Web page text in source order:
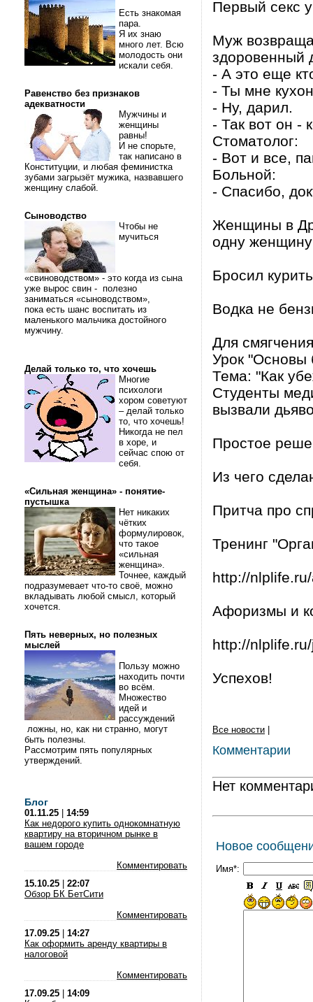
Есть знакомая
пара.
Я их знаю
много лет. Всю
молодость они
искали себя.
Равенство без признаков
адекватности
Мужчины и
женщины
равны!
И не спорьте,
так написано в
Конституции, и любая феминистка
зубами загрызёт мужика, назвавшего
женщину слабой.
Сыноводство
Чтобы не
мучиться
«свиноводством» - это когда из сына
уже вырос свин - полезно
заниматься «сыноводством»,
пока есть шанс воспитать из
маленького мальчика достойного
мужчину.
Делай только то, что хочешь
Многие
психологи
хором советуют
– делай только
то, что хочешь!
Никогда не пел
в хоре, и
сейчас спою от
себя.
«Сильная женщина» - понятие-
пустышка
Нет никаких
чётких
формулировок,
что такое
«сильная
женщина».
Точнее, каждый
подразумевает что-то своё, можно
вкладывать любой смысл, который
хочется.
Пять неверных, но полезных
мыслей
Пользу можно
находить почти
во всём.
Множество
идей и
рассуждений
ложны, но, как ни странно, могут
быть полезны.
Рассмотрим пять популярных
утверждений.
Блог
01.11.25
14:59
Как недорого купить однокомнатную
квартиру на вторичном рынке в
вашем городе
Комментировать
15.10.25
22:07
Обзор БК БетСити
Комментировать
17.09.25
14:27
Как оформить аренду квартиры в
налоговой
Комментировать
17.09.25
14:09
Первый секс
Муж
здоровенный
- А это еще
- Ты мне
- Ну, дарил.
- Так вот он -
Стоматолог:
- Вот и все,
Больной:
- Спасибо,
Женщины в
одну
Бросил
Водка не
Для
Урок "Основы
Тема: "Как
Студенты
вызвали
Простое
Из чего
Притча про
Тренинг
http://
Афоризмы и
http://
Успехов!
Все новости
Комментарии
Нет
Новое
Имя*: